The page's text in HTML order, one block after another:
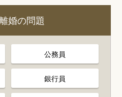
婚の問題
公務員
銀行員